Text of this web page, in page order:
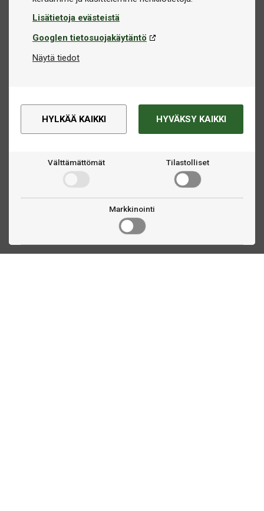
Lisätietoja evästeistä
Googlen tietosuojakäytäntö
Näytä tiedot
HYLKÄÄ KAIKKI HYVÄKSY KAIKKI
Välttämättömät Tilastolliset
Markkinointi